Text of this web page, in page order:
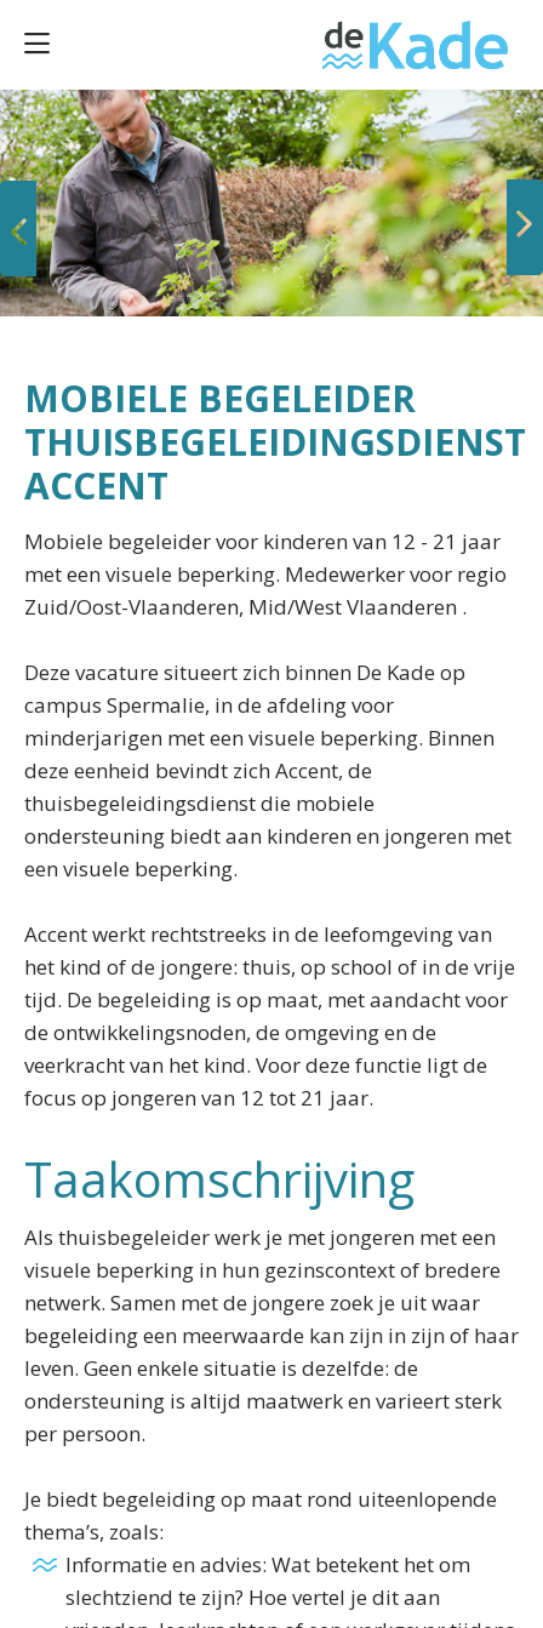
Vorige
Volgende
MOBIELE BEGELEIDER
THUISBEGELEIDINGSDIENST
ACCENT
Mobiele begeleider voor kinderen van 12 - 21 jaar
met een visuele beperking. Medewerker voor regio
Zuid/Oost-Vlaanderen, Mid/West Vlaanderen .
Deze vacature situeert zich binnen De Kade op
campus Spermalie, in de afdeling voor
minderjarigen met een visuele beperking. Binnen
deze eenheid bevindt zich Accent, de
thuisbegeleidingsdienst die mobiele
ondersteuning biedt aan kinderen en jongeren met
een visuele beperking.
Accent werkt rechtstreeks in de leefomgeving van
het kind of de jongere: thuis, op school of in de vrije
tijd. De begeleiding is op maat, met aandacht voor
de ontwikkelingsnoden, de omgeving en de
veerkracht van het kind. Voor deze functie ligt de
focus op jongeren van 12 tot 21 jaar.
Taakomschrijving
Als thuisbegeleider werk je met jongeren met een
visuele beperking in hun gezinscontext of bredere
netwerk. Samen met de jongere zoek je uit waar
begeleiding een meerwaarde kan zijn in zijn of haar
leven. Geen enkele situatie is dezelfde: de
ondersteuning is altijd maatwerk en varieert sterk
per persoon.
Je biedt begeleiding op maat rond uiteenlopende
thema’s, zoals:
Informatie en advies: Wat betekent het om
slechtziend te zijn? Hoe vertel je dit aan